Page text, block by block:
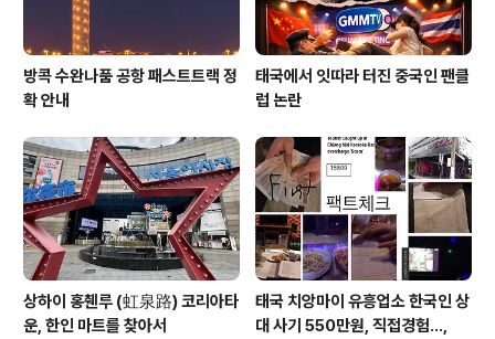
방콕 수완나품 공항 패스트트랙 정
확 안내
태국에서 잇따라 터진 중국인 팬클
럽 논란
상하이 홍췐루 (虹泉路) 코리아타
운, 한인 마트를 찾아서
태국 치앙마이 유흥업소 한국인 상
대 사기 550만원, 직접경험...,